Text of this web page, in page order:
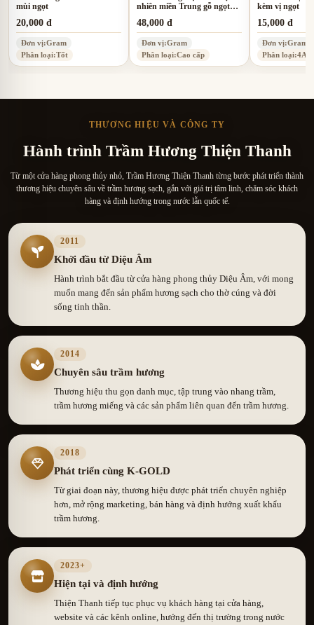
mùi ngọt
20,000 đ
Đơn vị:Gram
Phân loại:Tốt
nhiên miền Trung gỗ ngọt
48,000 đ
Đơn vị:Gram
Phân loại:Cao cấp
kèm vị ngọt
15,000 đ
Đơn vị:Gram
Phân loại:4A
THƯƠNG HIỆU VÀ CÔNG TY
Hành trình Trầm Hương Thiện Thanh
Từ một cửa hàng phong thủy nhỏ, Trầm Hương Thiện Thanh từng bước phát triển thành
thương hiệu chuyên sâu về trầm hương sạch, gắn với giá trị tâm linh, chăm sóc khách
hàng và định hướng trong nước lẫn quốc tế.
2011
Khởi đầu từ Diệu Âm
Hành trình bắt đầu từ cửa hàng phong thủy Diệu Âm, với mong
muốn mang đến sản phẩm hương sạch cho thờ cúng và đời
sống tinh thần.
2014
Chuyên sâu trầm hương
Thương hiệu thu gọn danh mục, tập trung vào nhang trầm,
trầm hương miếng và các sản phẩm liên quan đến trầm hương.
2018
Phát triển cùng K-GOLD
Từ giai đoạn này, thương hiệu được phát triển chuyên nghiệp
hơn, mở rộng marketing, bán hàng và định hướng xuất khẩu
trầm hương.
2023+
Hiện tại và định hướng
Thiện Thanh tiếp tục phục vụ khách hàng tại cửa hàng,
website và các kênh online, hướng đến thị trường trong nước